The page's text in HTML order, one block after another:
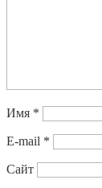
Имя *
E-mail *
Сайт